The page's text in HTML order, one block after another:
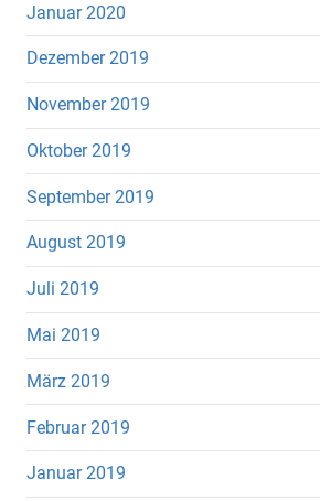
Januar 2020
Dezember 2019
November 2019
Oktober 2019
September 2019
August 2019
Juli 2019
Mai 2019
März 2019
Februar 2019
Januar 2019